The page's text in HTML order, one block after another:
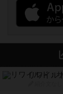
リワイル